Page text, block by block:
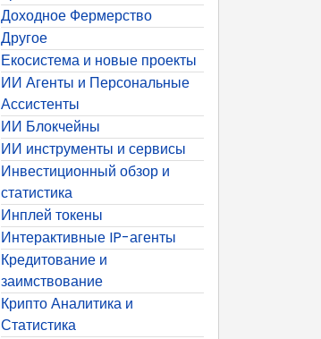
Доходное Фермерство
Другое
Екосистема и новые проекты
ИИ Агенты и Персональные
Ассистенты
ИИ Блокчейны
ИИ инструменты и сервисы
Инвестиционный обзор и
статистика
Инплей токены
Интерактивные IP-агенты
Кредитование и
заимствование
Крипто Аналитика и
Статистика